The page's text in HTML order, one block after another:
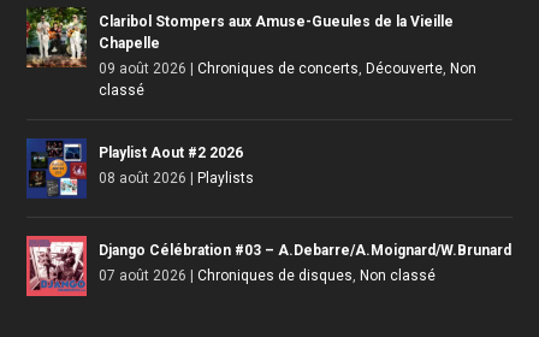
Claribol Stompers aux Amuse-Gueules de la Vieille
Chapelle
09 août 2026
|Chroniques de concerts, Découverte, Non
classé
Playlist Aout #2 2026
08 août 2026
Playlists
Django Célébration #03 – A.Debarre/A.Moignard/W.Brunard
07 août 2026
|Chroniques de disques, Non classé